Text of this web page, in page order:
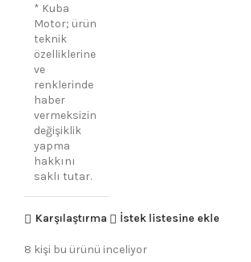
* Kuba
Motor; ürün
teknik
özelliklerine
ve
renklerinde
haber
vermeksizin
değişiklik
yapma
hakkını
saklı tutar.
Karşılaştırma İstek listesine ekle
8 kişi bu ürünü inceliyor